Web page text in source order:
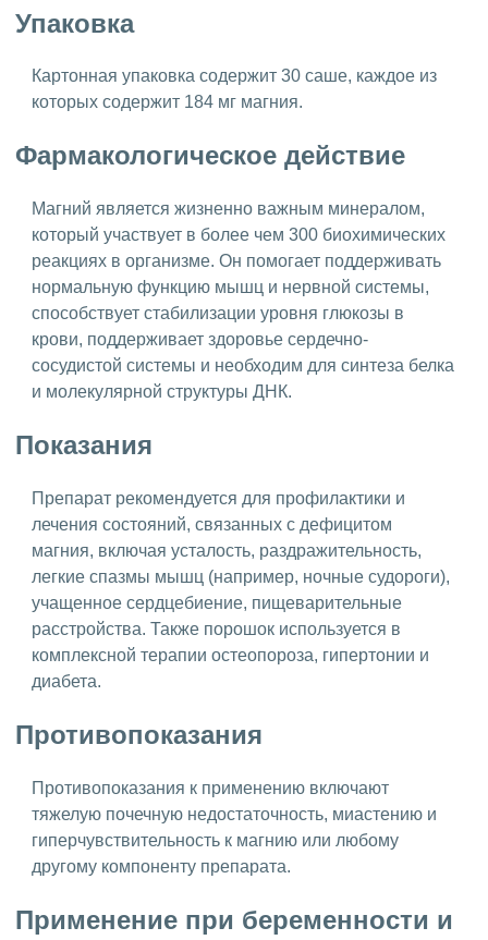
Упаковка
Картонная упаковка содержит 30 саше, каждое из
которых содержит 184 мг магния.
Фармакологическое действие
Магний является жизненно важным минералом,
который участвует в более чем 300 биохимических
реакциях в организме. Он помогает поддерживать
нормальную функцию мышц и нервной системы,
способствует стабилизации уровня глюкозы в
крови, поддерживает здоровье сердечно-
сосудистой системы и необходим для синтеза белка
и молекулярной структуры ДНК.
Показания
Препарат рекомендуется для профилактики и
лечения состояний, связанных с дефицитом
магния, включая усталость, раздражительность,
легкие спазмы мышц (например, ночные судороги),
учащенное сердцебиение, пищеварительные
расстройства. Также порошок используется в
комплексной терапии остеопороза, гипертонии и
диабета.
Противопоказания
Противопоказания к применению включают
тяжелую почечную недостаточность, миастению и
гиперчувствительность к магнию или любому
другому компоненту препарата.
Применение при беременности и